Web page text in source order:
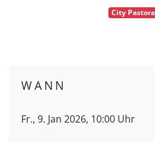
City
WANN
Fr., 9. Jan 2026, 10:00 Uhr